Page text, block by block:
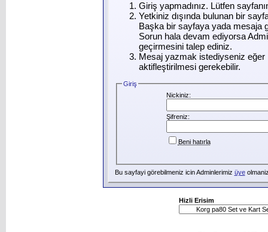
Giriş yapmadınız. Lütfen
Yetkiniz dışında bulunan bir
Başka bir sayfaya yada mesaja
Sorun hala devam ediyorsa
geçirmesini talep ediniz.
Mesaj yazmak istediyseniz eğer
aktifleştirilmesi gerekebilir.
Giriş
Nickiniz:
Şifreniz:
Beni hatırla
Bu sayfayi görebilmeniz icin Adminlerimiz üye
Hizli Erisim